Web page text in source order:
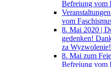
Befreiung vom
vom
8. Mai 2020 |
gedenken!
za Wyzwolenie!
8. Mai zum
Befreiung vom